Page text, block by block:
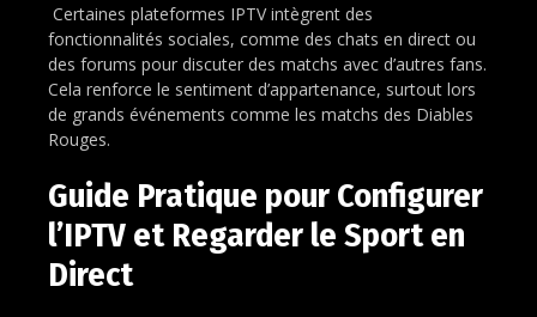
Certaines plateformes IPTV intègrent des
fonctionnalités sociales, comme des chats en direct ou
des forums pour discuter des matchs avec d’autres fans.
Cela renforce le sentiment d’appartenance, surtout lors
de grands événements comme les matchs des Diables
Rouges.
Guide Pratique pour Configurer
l’IPTV et Regarder le Sport en
Direct